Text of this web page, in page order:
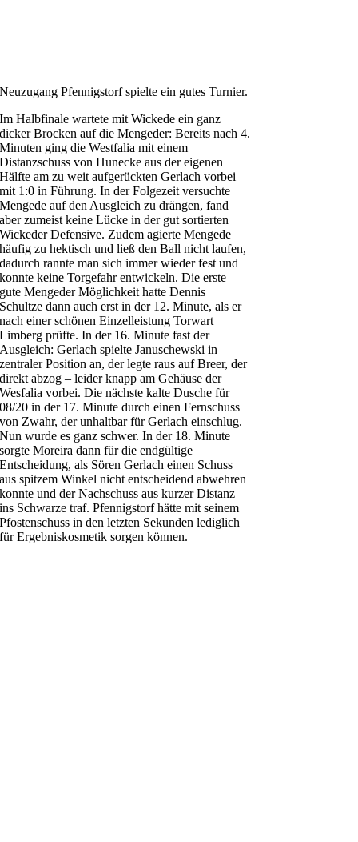
Neuzugang Pfennigstorf spielte ein gutes Turnier.
Im Halbfinale wartete mit Wickede ein ganz
dicker Brocken auf die Mengeder: Bereits nach 4.
Minuten ging die Westfalia mit einem
Distanzschuss von Hunecke aus der eigenen
Hälfte am zu weit aufgerückten Gerlach vorbei
mit 1:0 in Führung. In der Folgezeit versuchte
Mengede auf den Ausgleich zu drängen, fand
aber zumeist keine Lücke in der gut sortierten
Wickeder Defensive. Zudem agierte Mengede
häufig zu hektisch und ließ den Ball nicht laufen,
dadurch rannte man sich immer wieder fest und
konnte keine Torgefahr entwickeln. Die erste
gute Mengeder Möglichkeit hatte Dennis
Schultze dann auch erst in der 12. Minute, als er
nach einer schönen Einzelleistung Torwart
Limberg prüfte. In der 16. Minute fast der
Ausgleich: Gerlach spielte Januschewski in
zentraler Position an, der legte raus auf Breer, der
direkt abzog – leider knapp am Gehäuse der
Wesfalia vorbei. Die nächste kalte Dusche für
08/20 in der 17. Minute durch einen Fernschuss
von Zwahr, der unhaltbar für Gerlach einschlug.
Nun wurde es ganz schwer. In der 18. Minute
sorgte Moreira dann für die endgültige
Entscheidung, als Sören Gerlach einen Schuss
aus spitzem Winkel nicht entscheidend abwehren
konnte und der Nachschuss aus kurzer Distanz
ins Schwarze traf. Pfennigstorf hätte mit seinem
Pfostenschuss in den letzten Sekunden lediglich
für Ergebniskosmetik sorgen können.